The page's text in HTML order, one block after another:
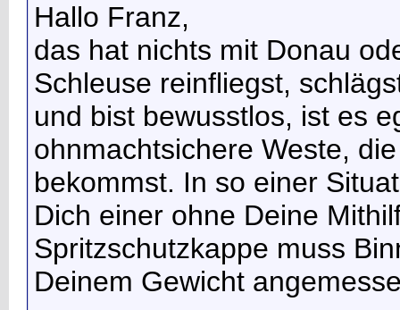
Hallo Franz,
das hat nichts mit Donau
Schleuse reinfliegst,
und bist bewusstlos, ist es
ohnmachtsichere Weste,
bekommst. In so einer
Dich einer ohne Deine
Spritzschutzkappe muss
Deinem Gewicht